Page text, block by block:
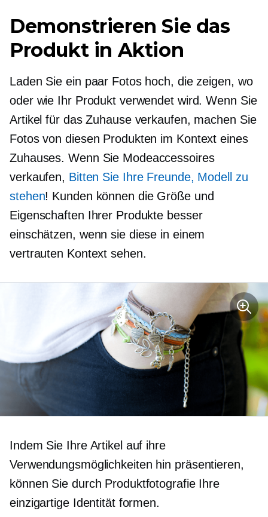
Demonstrieren Sie das
Produkt in Aktion
Laden Sie ein paar Fotos hoch, die zeigen, wo
oder wie Ihr Produkt verwendet wird. Wenn Sie
Artikel für das Zuhause verkaufen, machen Sie
Fotos von diesen Produkten im Kontext eines
Zuhauses. Wenn Sie Modeaccessoires
verkaufen, Bitten Sie Ihre Freunde, Modell zu
stehen! Kunden können die Größe und
Eigenschaften Ihrer Produkte besser
einschätzen, wenn sie diese in einem
vertrauten Kontext sehen.
Indem Sie Ihre Artikel auf ihre
Verwendungsmöglichkeiten hin präsentieren,
können Sie durch Produktfotografie Ihre
einzigartige Identität formen.